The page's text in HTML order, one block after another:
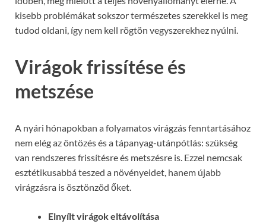
kisebb problémákat sokszor természetes szerekkel is meg
tudod oldani, így nem kell rögtön vegyszerekhez nyúlni.
Virágok frissítése és
metszése
A nyári hónapokban a folyamatos virágzás fenntartásához
nem elég az öntözés és a tápanyag-utánpótlás: szükség
van rendszeres frissítésre és metszésre is. Ezzel nemcsak
esztétikusabbá teszed a növényeidet, hanem újabb
virágzásra is ösztönzöd őket.
Elnyílt virágok eltávolítása